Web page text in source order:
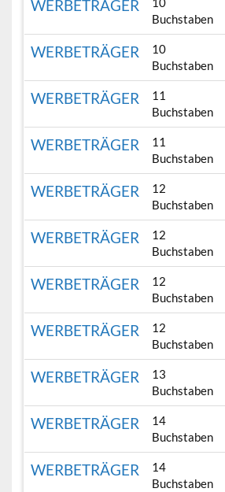
WERBETRÄGER
Buchstaben
WERBETRÄGER
10
Buchstaben
WERBETRÄGER
11
Buchstaben
WERBETRÄGER
11
Buchstaben
WERBETRÄGER
12
Buchstaben
WERBETRÄGER
12
Buchstaben
WERBETRÄGER
12
Buchstaben
WERBETRÄGER
12
Buchstaben
WERBETRÄGER
13
Buchstaben
WERBETRÄGER
14
Buchstaben
WERBETRÄGER
14
Buchstaben